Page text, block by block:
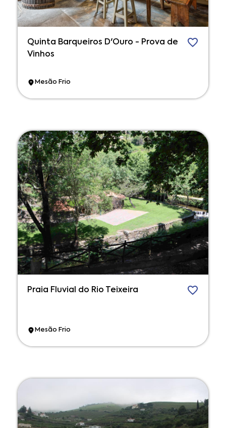
Quinta Barqueiros D'Ouro - Prova de
Vinhos
Mesão Frio
Praia Fluvial do Rio Teixeira
Mesão Frio